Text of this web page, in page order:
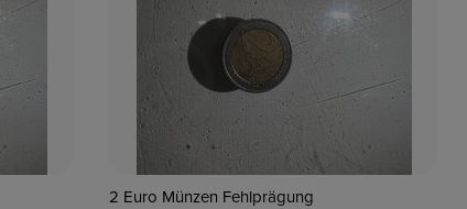
2 Euro Münzen Fehlprägung